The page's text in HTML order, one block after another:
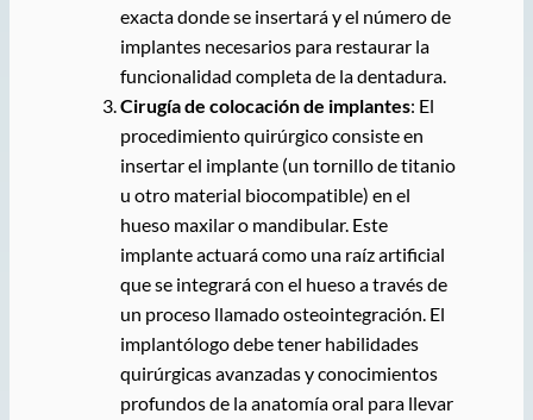
exacta donde se insertará y el número de
implantes necesarios para restaurar la
funcionalidad completa de la dentadura.
Cirugía de colocación de implantes: El
procedimiento quirúrgico consiste en
insertar el implante (un tornillo de titanio
u otro material biocompatible) en el
hueso maxilar o mandibular. Este
implante actuará como una raíz artificial
que se integrará con el hueso a través de
un proceso llamado osteointegración. El
implantólogo debe tener habilidades
quirúrgicas avanzadas y conocimientos
profundos de la anatomía oral para llevar